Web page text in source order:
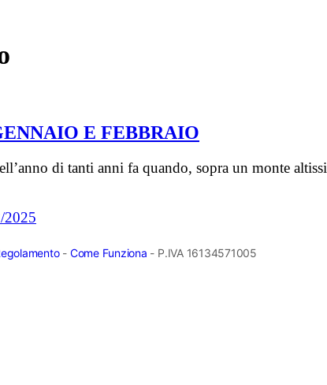
E FEBBRAIO
di tanti anni fa quando, sopra un monte
2025
- Come Funziona - P.IVA 16134571005